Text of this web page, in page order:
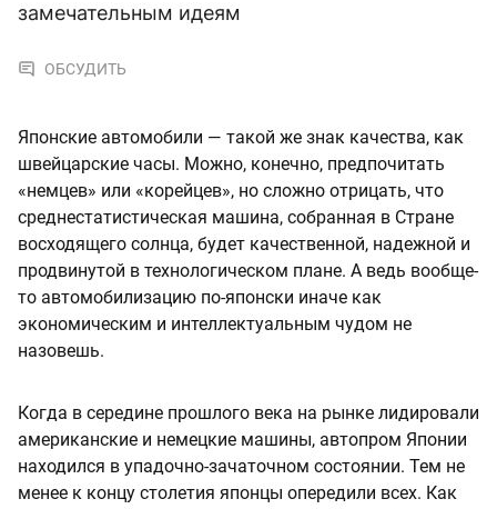
замечательным идеям
ОБСУДИТЬ
Японские автомобили — такой же знак качества, как
швейцарские часы. Можно, конечно, предпочитать
«немцев» или «корейцев», но сложно отрицать, что
среднестатистическая машина, собранная в Стране
восходящего солнца, будет качественной, надежной и
продвинутой в технологическом плане. А ведь вообще-
то автомобилизацию по-японски иначе как
экономическим и интеллектуальным чудом не
назовешь.
Когда в середине прошлого века на рынке лидировали
американские и немецкие машины, автопром Японии
находился в упадочно-зачаточном состоянии. Тем не
менее к концу столетия японцы опередили всех. Как